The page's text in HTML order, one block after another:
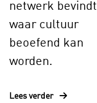
netwerk bevindt
waar cultuur
beoefend kan
worden.
Lees verder